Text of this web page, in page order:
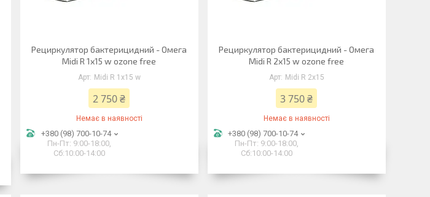
Рециркулятор бактерицидний - Омега
Midi R 1х15 w ozone free
Midi R 1х15 w
2 750 ₴
Немає в наявності
+380 (98) 700-10-74
Пн-Пт: 9:00-18:00,
Сб:10:00-14:00
Рециркулятор бактерицидний - Омега
Midi R 2х15 w ozone free
Midi R 2х15
3 750 ₴
Немає в наявності
+380 (98) 700-10-74
Пн-Пт: 9:00-18:00,
Сб:10:00-14:00